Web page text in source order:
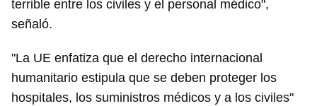
terrible entre los civiles y el personal médico",
señaló.
"La UE enfatiza que el derecho internacional
humanitario estipula que se deben proteger los
hospitales, los suministros médicos y a los civiles"